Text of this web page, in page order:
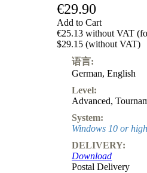
€29.90
Add to Cart
€25.13 without VAT
$29.15 (without VAT)
语言:
German, English
Level:
Advanced,
System:
Windows 10 or
DELIVERY:
Download
Postal Delivery